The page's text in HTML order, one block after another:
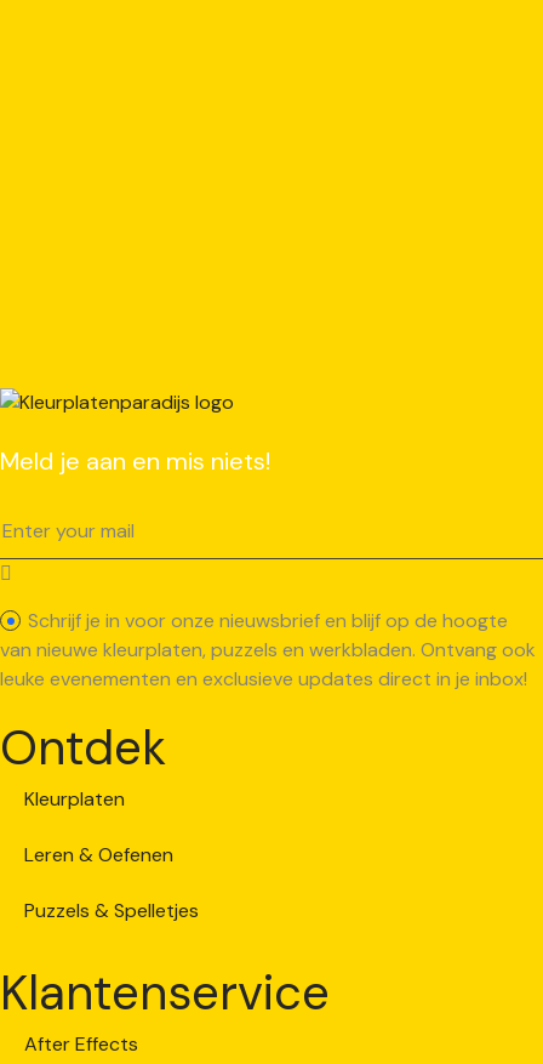
Meld je aan en mis niets!
Schrijf je in voor onze nieuwsbrief en blijf op de hoogte
van nieuwe kleurplaten, puzzels en werkbladen. Ontvang ook
leuke evenementen en exclusieve updates direct in je inbox!
Ontdek
Kleurplaten
Leren & Oefenen
Puzzels & Spelletjes
Klantenservice
After Effects